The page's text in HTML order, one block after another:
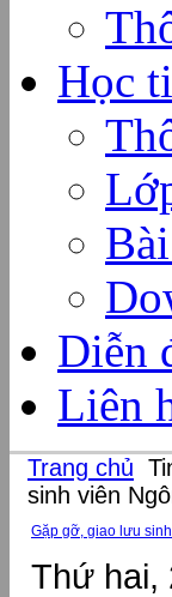
Học
Diễn
Liên
Trang chủ
sinh viên
Gặp gỡ, giao lưu
Thứ hai,